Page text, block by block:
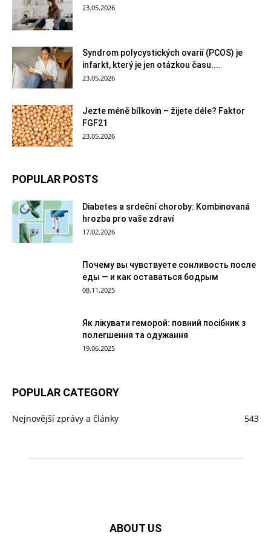
23.05.2026
Syndrom polycystických ovarií (PCOS) je
infarkt, který je jen otázkou času....
23.05.2026
Jezte méně bílkovin – žijete déle? Faktor
FGF21
23.05.2026
POPULAR POSTS
Diabetes a srdeční choroby: Kombinovaná
hrozba pro vaše zdraví
17.02.2026
Почему вы чувствуете сонливость после
еды — и как оставаться бодрым
08.11.2025
Як лікувати геморой: повний посібник з
полегшення та одужання
19.06.2025
POPULAR CATEGORY
Nejnovější zprávy a články 543
ABOUT US